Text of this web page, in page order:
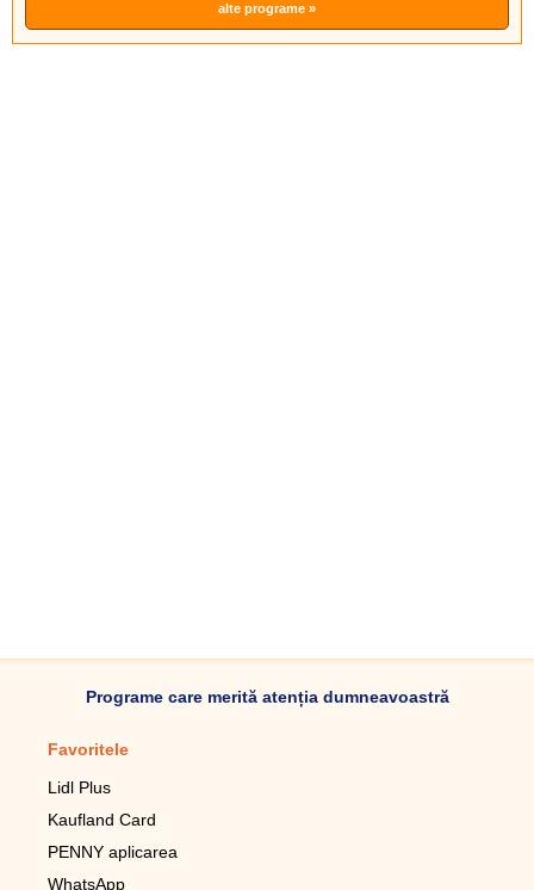
alte programe »
Programe care merită atenția dumneavoastră
Favoritele
Lidl Plus
Kaufland Card
PENNY aplicarea
WhatsApp